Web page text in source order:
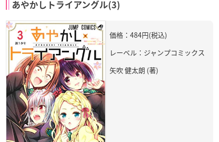
あやかしトライアングル(3)
価格：484円(税込)
レーベル：ジャンプコミックス
矢吹 健太朗 (著)